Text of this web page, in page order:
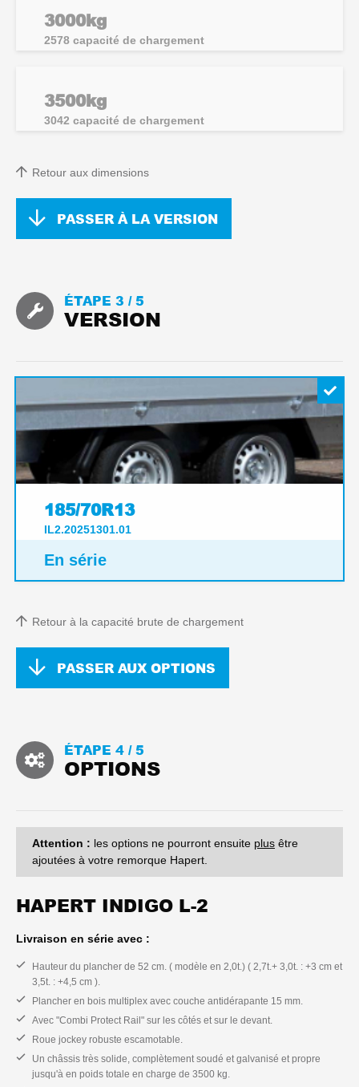
3000kg
2578 capacité de chargement
3500kg
3042 capacité de chargement
Retour aux dimensions
PASSER À LA VERSION
VERSION
ÉTAPE 3 / 5
185/70R13
IL2.20251301.01
En série
Retour à la capacité brute de chargement
PASSER AUX OPTIONS
OPTIONS
ÉTAPE 4 / 5
Attention : les options ne pourront ensuite plus être
ajoutées à votre remorque Hapert.
HAPERT INDIGO L-2
Livraison en série avec :
Hauteur du plancher de 52 cm. ( modèle en 2,0t.) ( 2,7t.+ 3,0t. : +3 cm et
3,5t. : +4,5 cm ).
Plancher en bois multiplex avec couche antidérapante 15 mm.
Avec "Combi Protect Rail" sur les côtés et sur le devant.
Roue jockey robuste escamotable.
Un châssis très solide, complètement soudé et galvanisé et propre
jusqu'à en poids totale en charge de 3500 kg.